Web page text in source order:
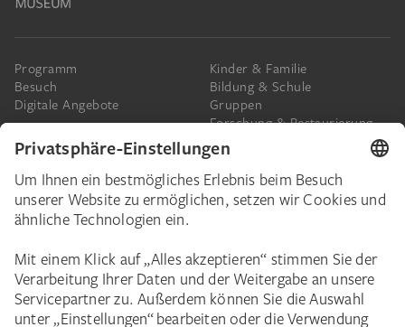
Programm
Besuch
Digitale Angebote
Kinder & Familie
Bildung & Schule
Gruppen
Forschung & Restaurierung
Presse
Das Städel
Spenden
Schenkungen & Nachlass
Corporate Events
Städelverein
Städel Stories
Newsletter